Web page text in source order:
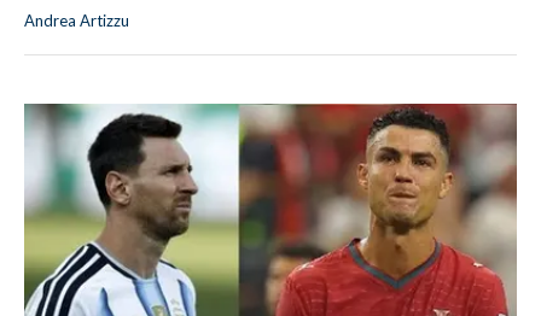
Andrea Artizzu